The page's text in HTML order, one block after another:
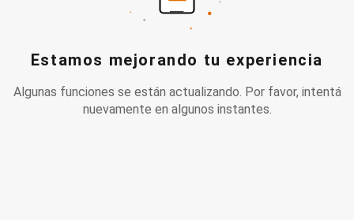
Estamos mejorando tu experiencia
Algunas funciones se están actualizando. Por favor, intentá
nuevamente en algunos instantes.